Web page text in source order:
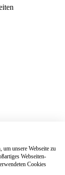
um unsere Webseite zu
Webseiten-
Cookies